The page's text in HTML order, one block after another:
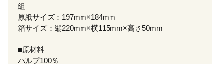
組
原紙サイズ：197mm×184mm
箱サイズ：縦220mm×横115mm×高さ50mm
■原材料
パルプ100％